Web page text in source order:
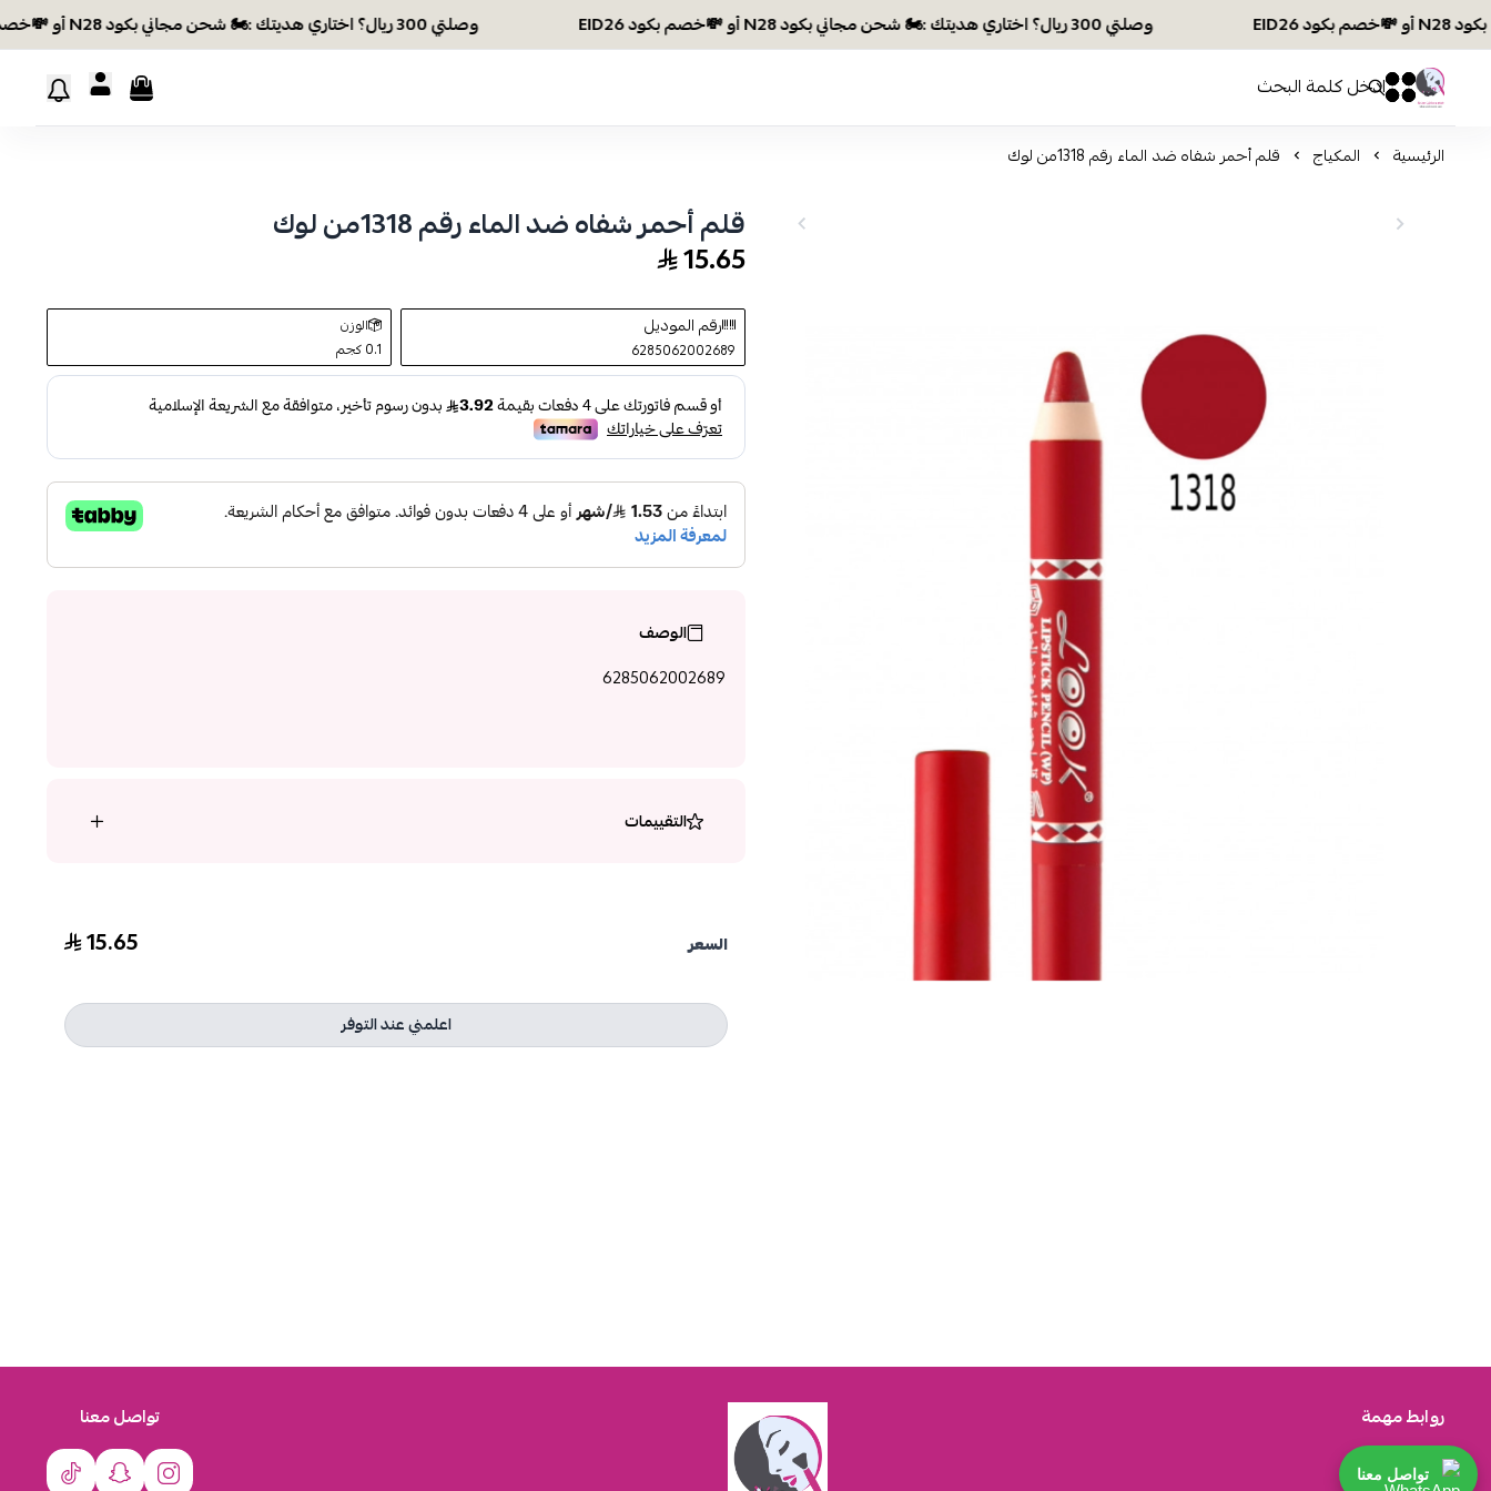
وصلتي 300 ريال؟ اختاري هديتك :🏍 شحن مجاني بكود N28 أو 💸خصم بكود EID26 وصلتي 300 ريال؟ اختاري هديتك :🏍 شحن مجاني بكود N28 أو 💸خصم بكود EID26
افكار ومخازن العناية
0 0
الرئيسية المكياج قلم أحمر شفاه ضد الماء رقم 1318من لوك
قلم أحمر شفاه ضد الماء رقم 1318من لوك
15.65
رقم الموديل
6285062002689
الوزن
0.1 كجم
الوصف
6285062002689
التقييمات
السعر 15.65
اعلمني عند التوفر
روابط مهمة تواصل معنا
تواصل معنا